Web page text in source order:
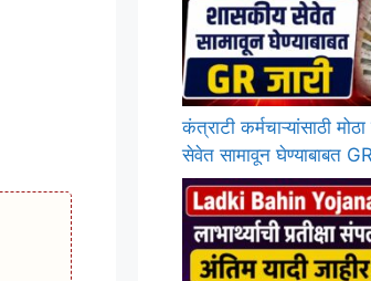
कंत्राटी कर्मचाऱ्यांसाठी
सेवेत सामावून घेण्याबाबत